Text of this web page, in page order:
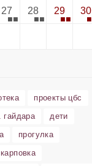
27 28 29 30
проекты цбс
гайдара
дети
прогулка